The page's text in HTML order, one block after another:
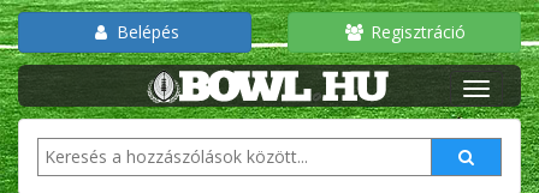
Belépés Regisztráció